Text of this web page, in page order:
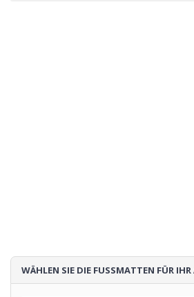
WÄHLEN SIE DIE FUSSMATTEN FÜR IHR